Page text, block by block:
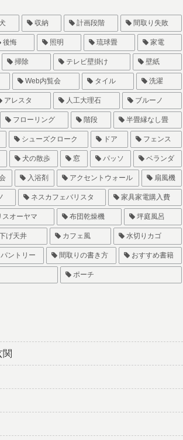
収納 計画段階 間取り失敗
後悔 照明 琉球畳 家電
掃除 テレビ壁掛け 壁紙
Web内覧会 タイル 洗濯
アレスタ 人工大理石 ブルーノ
フローリング 階段 半畳縁なし畳
シューズクローク ドア フェンス
犬の散歩 窓 パッソ ベランダ
入浴剤 アクセントウォール 扇風機
ネスカフェバリスタ 家具家電購入費
スオーヤマ 布団乾燥機 坪庭風呂
げ天井 カフェ風 水切りカゴ
パントリー 間取りの書き方 おすすめ書籍
ポーチ
関